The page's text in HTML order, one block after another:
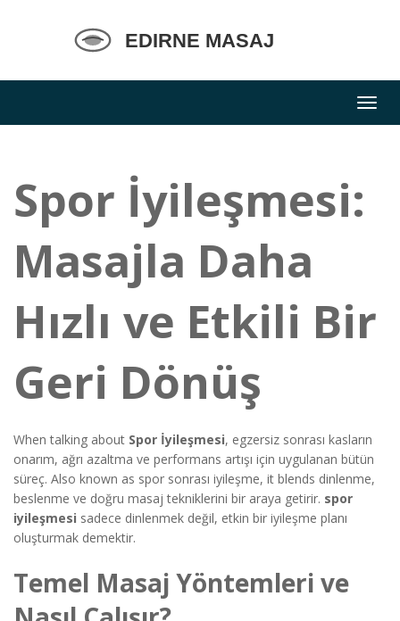
Spor İyileşmesi:
Masajla Daha
Hızlı ve Etkili Bir
Geri Dönüş
When talking about Spor İyileşmesi, egzersiz sonrası kasların
onarım, ağrı azaltma ve performans artışı için uygulanan bütün
süreç. Also known as spor sonrası iyileşme, it blends dinlenme,
beslenme ve doğru masaj tekniklerini bir araya getirir. spor
iyileşmesi sadece dinlenmek değil, etkin bir iyileşme planı
oluşturmak demektir.
Temel Masaj Yöntemleri ve